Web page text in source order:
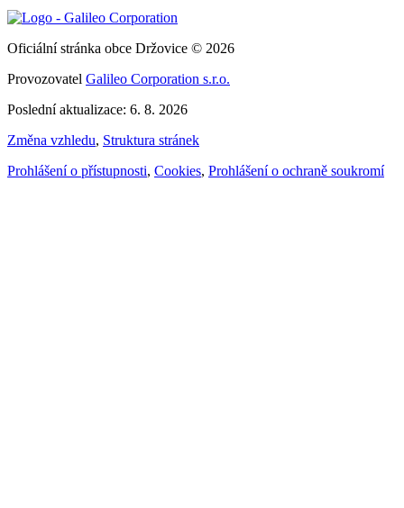
Oficiální stránka obce Držovice © 2026
Provozovatel Galileo Corporation s.r.o.
Poslední aktualizace: 6. 8. 2026
Změna vzhledu, Struktura stránek
Prohlášení o přístupnosti, Cookies, Prohlášení o ochraně soukromí